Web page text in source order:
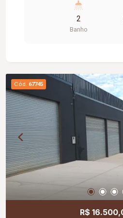
2
Banho
Cód. 67745
R$